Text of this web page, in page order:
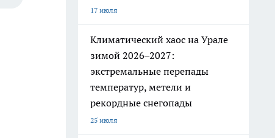
17 июля
Климатический хаос на Урале
зимой 2026–2027:
экстремальные перепады
температур, метели и
рекордные снегопады
25 июля